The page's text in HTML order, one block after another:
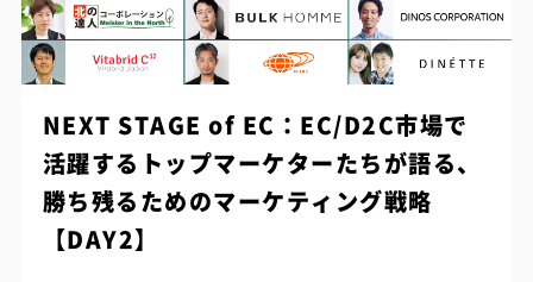
NEXT STAGE of EC：EC/D2C市場で
活躍するトップマーケターたちが語る、
勝ち残るためのマーケティング戦略
【DAY2】